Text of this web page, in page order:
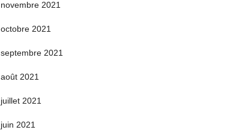
novembre 2021
octobre 2021
septembre 2021
août 2021
juillet 2021
juin 2021